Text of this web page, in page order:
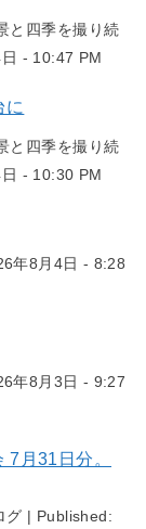
と四季を撮り続
- 10:47 PM
に
と四季を撮り続
- 10:30 PM
年8月4日 - 8:28
年8月3日 - 9:27
月31日分。
グ | Published: